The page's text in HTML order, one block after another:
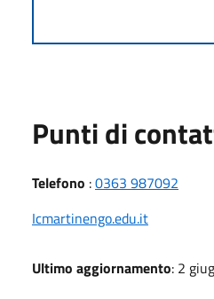
Punti di
Telefono :0363 987092
Icmartinengo.edu.it
Ultimo aggiornamento: 2